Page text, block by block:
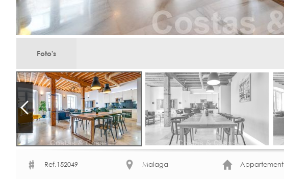
Foto's
Ref.152049 Malaga Appartement